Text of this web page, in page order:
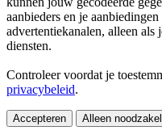
aanbieders en je
advertentiekanalen, alleen
diensten.
Controleer voordat je
privacybeleid.
Accepteren Alleen